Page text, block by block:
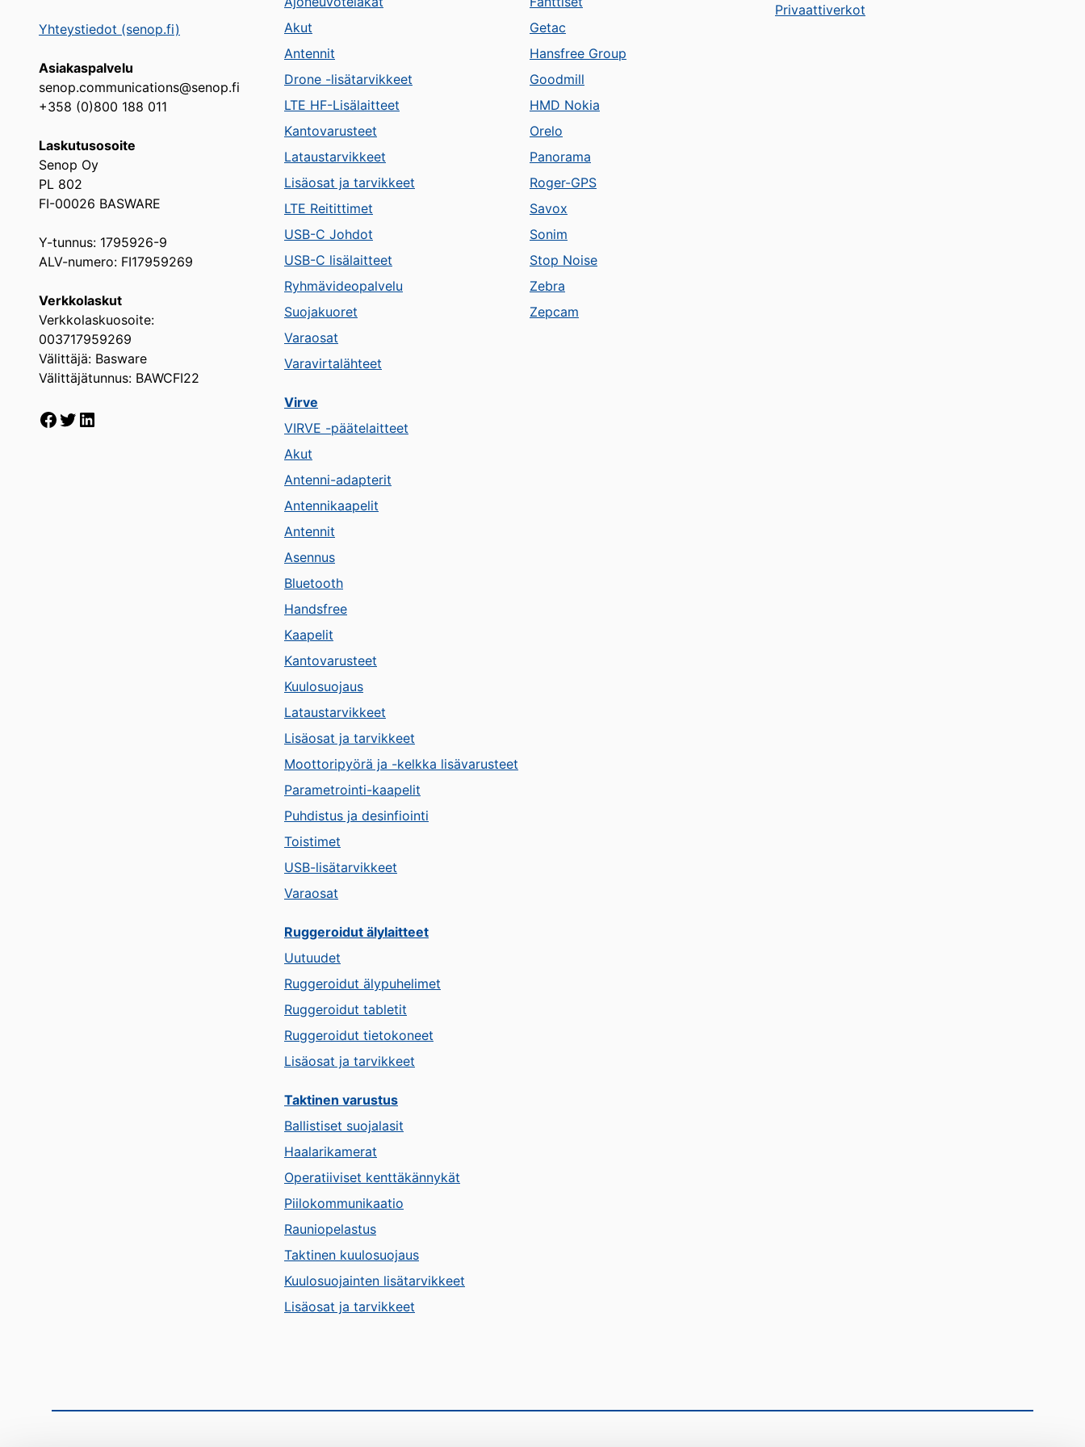
Yhteystiedot (senop.fi)
Asiakaspalvelu
senop.communications@senop.fi
+358 (0)800 188 011
Laskutusosoite
Senop Oy
PL 802
FI-00026 BASWARE
Y-tunnus: 1795926-9
ALV-numero: FI17959269
Verkkolaskut
Verkkolaskuosoite:
003717959269
Välittäjä: Basware
Välittäjätunnus: BAWCFI22
Twitter
Akut
Antennit
Drone -lisätarvikkeet
LTE HF-Lisälaitteet
Kantovarusteet
Lataustarvikkeet
Lisäosat ja tarvikkeet
LTE Reitittimet
USB-C Johdot
USB-C lisälaitteet
Ryhmävideopalvelu
Suojakuoret
Varaosat
Varavirtalähteet
Virve
VIRVE -päätelaitteet
Akut
Antenni-adapterit
Antennikaapelit
Antennit
Asennus
Bluetooth
Handsfree
Kaapelit
Kantovarusteet
Kuulosuojaus
Lataustarvikkeet
Lisäosat ja tarvikkeet
Moottoripyörä ja -kelkka lisävarusteet
Parametrointi-kaapelit
Puhdistus ja desinfiointi
Toistimet
USB-lisätarvikkeet
Varaosat
Ruggeroidut älylaitteet
Uutuudet
Ruggeroidut älypuhelimet
Ruggeroidut tabletit
Ruggeroidut tietokoneet
Lisäosat ja tarvikkeet
Taktinen varustus
Ballistiset suojalasit
Haalarikamerat
Operatiiviset kenttäkännykät
Piilokommunikaatio
Rauniopelastus
Taktinen kuulosuojaus
Kuulosuojainten lisätarvikkeet
Lisäosat ja tarvikkeet
Getac
Hansfree Group
Goodmill
HMD Nokia
Orelo
Panorama
Roger-GPS
Savox
Sonim
Stop Noise
Zebra
Zepcam
Privaattiverkot